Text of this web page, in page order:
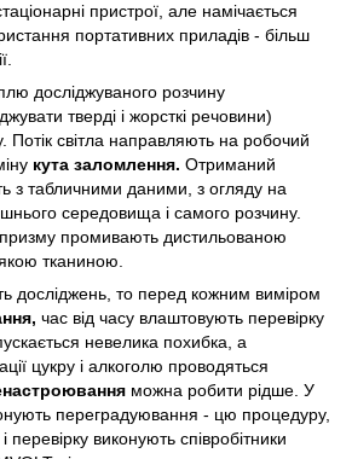
пристрої, але намічається
портативних приладів - більш
досліджуваного розчину
тверді і жорсткі речовини)
світла направляють на робочий
кута заломлення. Отриманий
з табличними даними, з огляду на
середовища і самого розчину.
промивають дистильованою
тканиною.
досліджень, то перед кожним виміром
час від часу влаштовують перевірку
невелика похибка, а
цукру і алкоголю проводяться
можна робити рідше. У
переградуювання - цю процедуру,
перевірку виконують співробітники